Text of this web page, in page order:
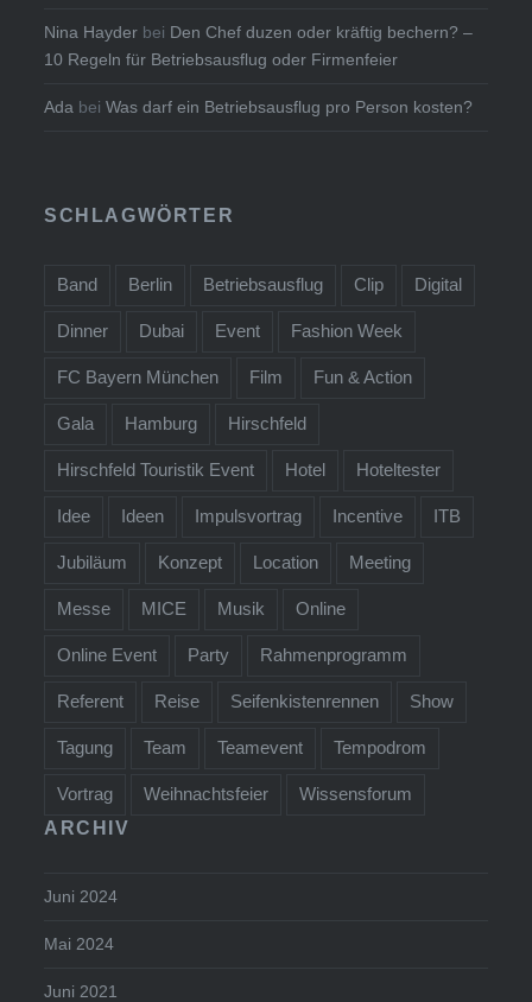
Nina Hayder bei Den Chef duzen oder kräftig bechern? –
10 Regeln für Betriebsausflug oder Firmenfeier
Ada beiWas darf ein Betriebsausflug pro Person kosten?
SCHLAGWÖRTER
Band Berlin Betriebsausflug Clip Digital
Dinner Dubai Event Fashion Week
FC Bayern München Film Fun & Action
Gala Hamburg Hirschfeld
Hirschfeld Touristik Event Hotel Hoteltester
Idee Ideen Impulsvortrag Incentive ITB
Jubiläum Konzept Location Meeting
Messe MICE Musik Online
Online Event Party Rahmenprogramm
Referent Reise Seifenkistenrennen Show
Tagung Team Teamevent Tempodrom
Vortrag Weihnachtsfeier
Wissensforum
ARCHIV
Juni 2024
Mai 2024
Juni 2021